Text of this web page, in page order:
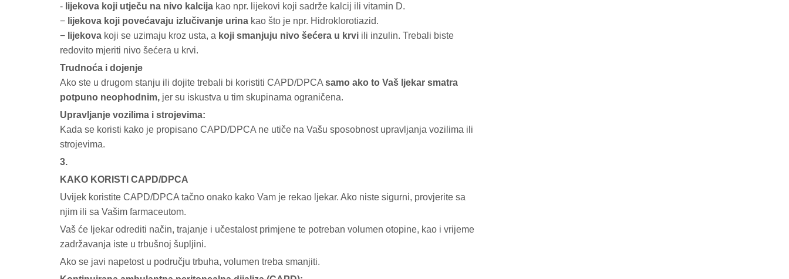
- lijekova koji utječu na nivo kalcija kao npr. lijekovi koji sadrže kalcij ili vitamin D.
− lijekova koji povećavaju izlučivanje urina kao što je npr. Hidroklorotiazid.
− lijekova koji se uzimaju kroz usta, a koji smanjuju nivo šećera u krvi ili inzulin. Trebali biste
redovito mjeriti nivo šećera u krvi.
Trudnoća i dojenje
Ako ste u drugom stanju ili dojite trebali bi koristiti CAPD/DPCA samo ako to Vaš ljekar smatra
potpuno neophodnim, jer su iskustva u tim skupinama ograničena.
Upravljanje vozilima i strojevima:
Kada se koristi kako je propisano CAPD/DPCA ne utiče na Vašu sposobnost upravljanja vozilima ili
strojevima.
3.
KAKO KORISTI CAPD/DPCA
Uvijek koristite CAPD/DPCA tačno onako kako Vam je rekao ljekar. Ako niste sigurni, provjerite sa
njim ili sa Vašim farmaceutom.
Vaš će ljekar odrediti način, trajanje i učestalost primjene te potreban volumen otopine, kao i vrijeme
zadržavanja iste u trbušnoj šupljini.
Ako se javi napetost u području trbuha, volumen treba smanjiti.